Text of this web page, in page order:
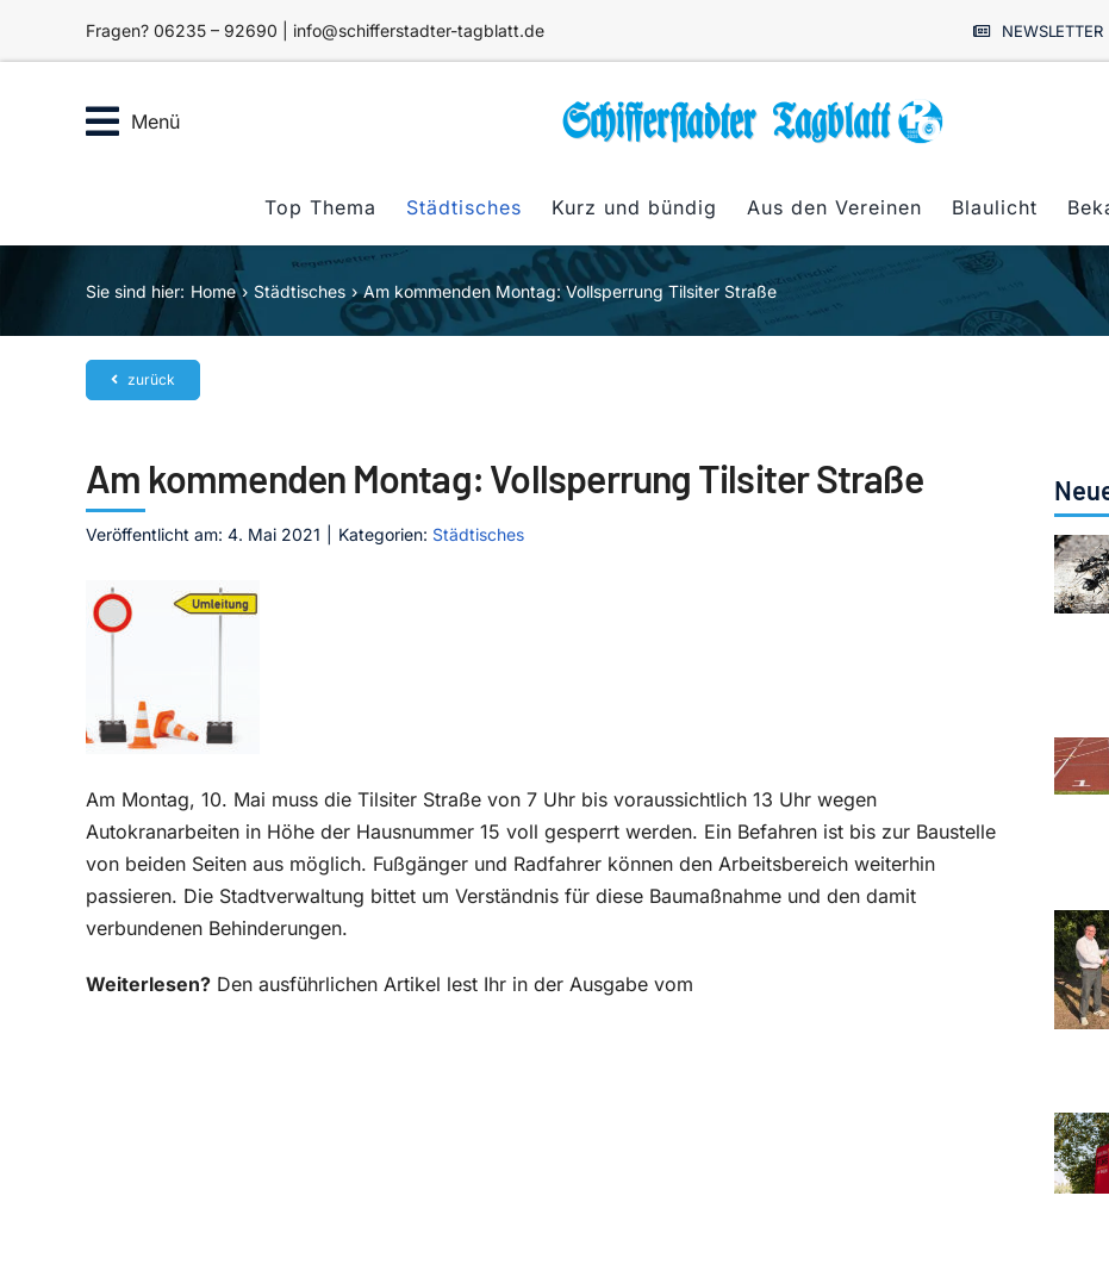
Fragen? 06235 – 92690 | info@schifferstadter-tagblatt.de NEWSLETTER
Menü
Top Thema Städtisches Kurz und bündig Aus den Vereinen Blaulicht
Sie sind hier: Home Städtisches Am kommenden Montag: Vollsperrung Tilsiter Straße
zurück
Am kommenden Montag: Vollsperrung Tilsiter Straße
Veröffentlicht am: 4. Mai 2021 Kategorien: Städtisches
Am Montag, 10. Mai muss die Tilsiter Straße von 7 Uhr bis voraussichtlich 13 Uhr wegen
Autokranarbeiten in Höhe der Hausnummer 15 voll gesperrt werden. Ein Befahren ist bis zur Baustelle
von beiden Seiten aus möglich. Fußgänger und Radfahrer können den Arbeitsbereich weiterhin
passieren. Die Stadtverwaltung bittet um Verständnis für diese Baumaßnahme und den damit
verbundenen Behinderungen.
Weiterlesen? Den ausführlichen Artikel lest Ihr in der Ausgabe vom